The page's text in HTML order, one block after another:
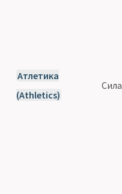
Атлетика
(Athletics)
Сила